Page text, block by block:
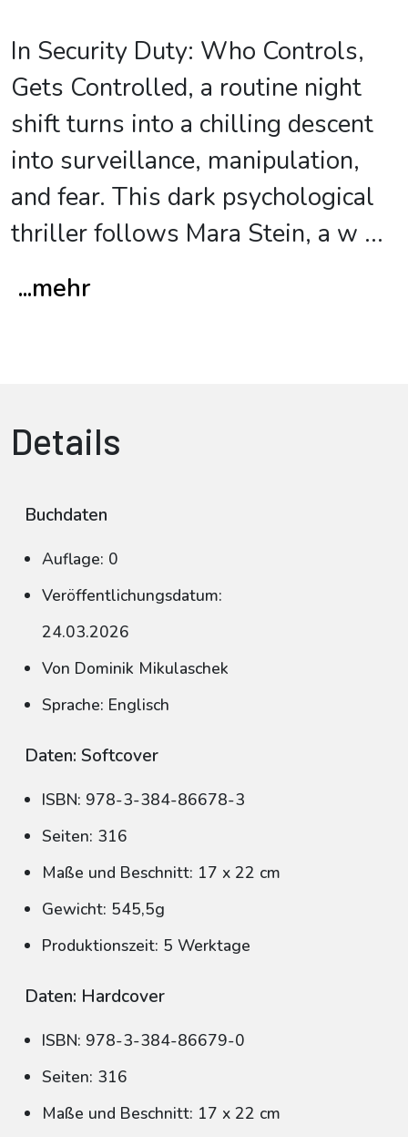
In Security Duty: Who Controls,
Gets Controlled, a routine night
shift turns into a chilling descent
into surveillance, manipulation,
and fear. This dark psychological
thriller follows Mara Stein, a w ...
...mehr
Details
Buchdaten
Auflage: 0
Veröffentlichungsdatum:
24.03.2026
Von Dominik Mikulaschek
Sprache: Englisch
Daten: Softcover
ISBN: 978-3-384-86678-3
Seiten: 316
Maße und Beschnitt: 17 x 22 cm
Gewicht: 545,5g
Produktionszeit: 5 Werktage
Daten: Hardcover
ISBN: 978-3-384-86679-0
Seiten: 316
Maße und Beschnitt: 17 x 22 cm